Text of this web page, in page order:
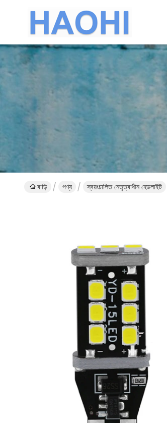
বাড়ি পণ্য স্বয়ংচালিত নেতৃত্বাধীন হেডলাইট